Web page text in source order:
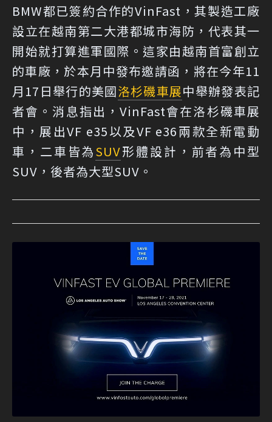
BMW都已簽約合作的VinFast，其製造工廠
設立在越南第二大港都城市海防，代表其一
開始就打算進軍國際。這家由越南首富創立
的車廠，於本月中發布邀請函，將在今年11
月17日舉行的美國洛杉磯車展中舉辦發表記
者會。消息指出，VinFast會在洛杉磯車展
中，展出VF e35以及VF e36兩款全新電動
車，二車皆為SUV形體設計，前者為中型
SUV，後者為大型SUV。